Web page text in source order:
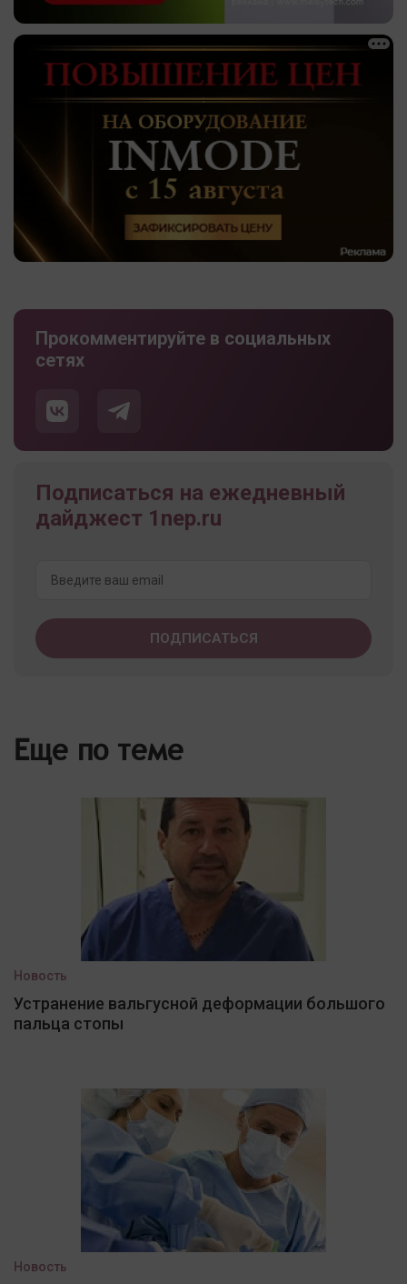
Прокомментируйте в социальных
сетях
Подписаться на ежедневный
дайджест 1nep.ru
Еще по теме
Новость
Устранение вальгусной деформации большого
пальца стопы
Новость